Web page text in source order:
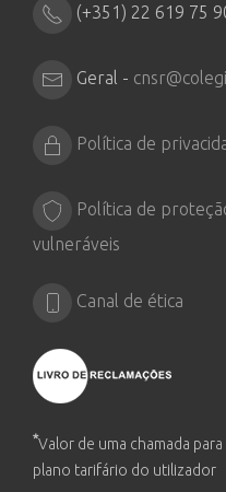
(+351) 22 619 75
Geral -
Política de
Política de
vulneráveis
Canal de ética
*Valor de uma chamada
plano tarifário do utilizador